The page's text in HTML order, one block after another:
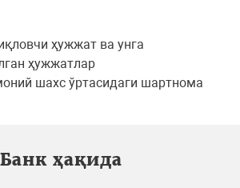
ҳужжат ва унга
ҳужжатлар
шахс ўртасидаги шартнома
Банк ҳақида